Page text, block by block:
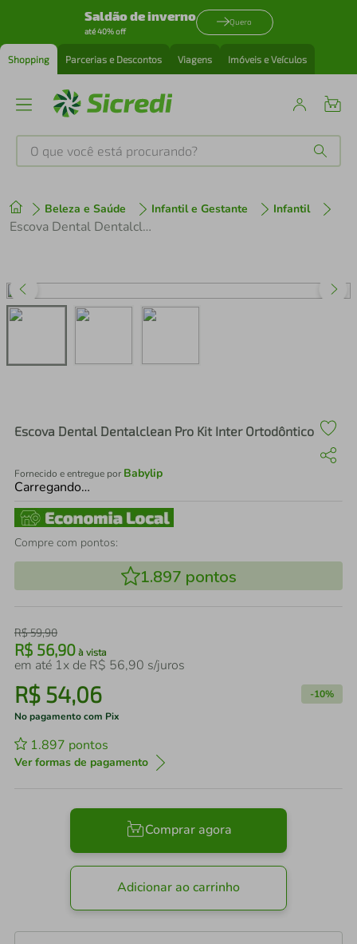
Saldão de inverno
até 40% off
Quero
Shopping Parcerias e Descontos Viagens Imóveis e Veículos
O que você está procurando?
Beleza e Saúde Infantil e Gestante Infantil
Escova Dental Dentalclean Pro Kit Inter Ortodôntico
Escova Dental Dentalclean Pro Kit Inter Ortodôntico
Fornecido e entregue por Babylip
Carregando…
Compre com pontos:
1.897 pontos
R$59,90
R$ 56,90 à vista
em até 1x de R$ 56,90 s/juros
R$ 54,06 -10%
No pagamento com Pix
1.897 pontos
Ver formas de pagamento
Comprar agora
Adicionar ao carrinho
1º tenis
perfume